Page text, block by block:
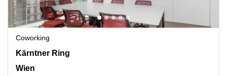
Coworking
Kärntner Ring 5-7, Wien
Kärntner Ring
Wien